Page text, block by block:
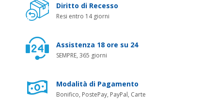
Diritto di Recesso
Resi entro 14 giorni
Assistenza 18 ore su 24
SEMPRE, 365 giorni
Modalità di Pagamento
Bonifico, PostePay, PayPal, Carte